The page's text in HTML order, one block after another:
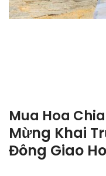
Mua Hoa
Mừng Khai
Đông Giao